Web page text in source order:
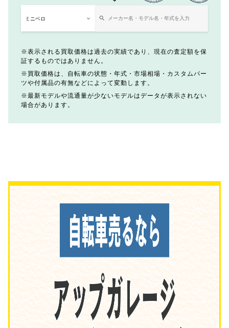
表示される買取価格は過去の実績であり、現在の査定額を保
証するものではありません。
買取価格は、自転車の状態・年式・市場相場・カスタムパー
ツや付属品の有無などによって変動します。
最新モデルや流通量が少ないモデルはデータが表示されない
場合があります。